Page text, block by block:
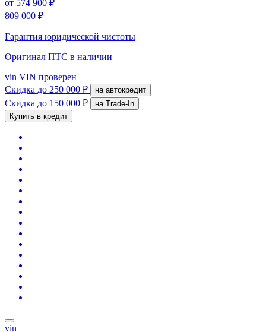
от 574 900 ₽
809 000 ₽
Гарантия юридической чистоты
Оригинал ПТС в наличии
vin VIN проверен
Скидка до 250 000 ₽ на автокредит
Скидка до 150 000 ₽
на Trade-In
Купить в кредит
vin